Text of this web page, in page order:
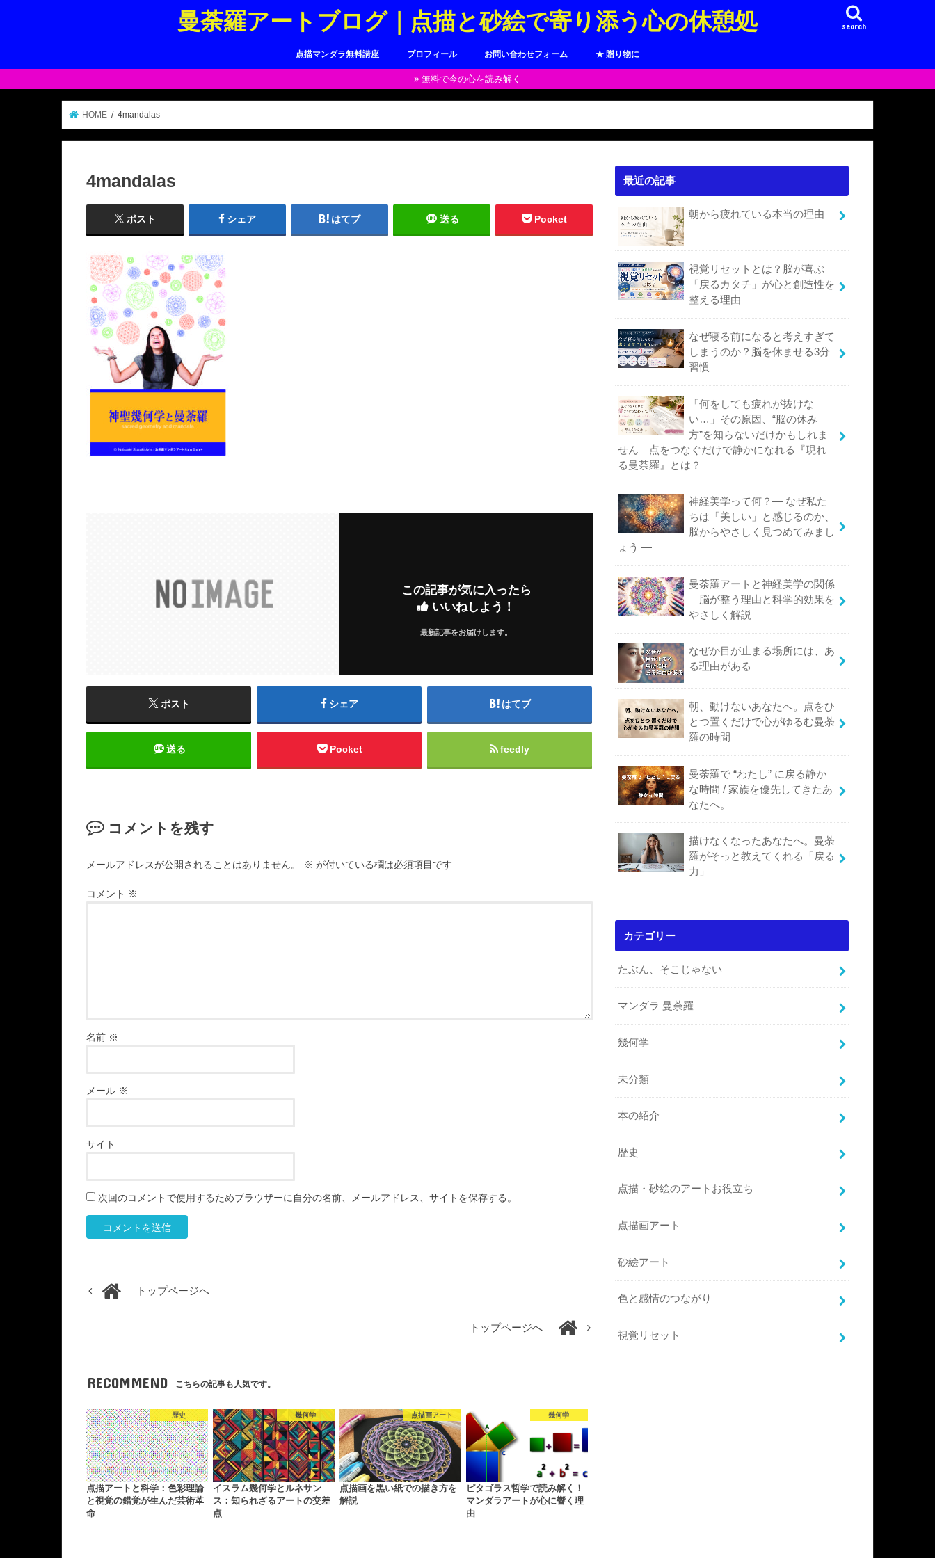
曼荼羅アートブログ｜点描と砂絵で寄り添う心の休憩処 search
点描マンダラ無料講座 プロフィール お問い合わせフォーム ★ 贈り物に
無料で今の心を読み解く
HOME 4mandalas
4mandalas
ポスト シェア はてブ 送る Pocket
この記事が気に入ったら
いいねしよう！
最新記事をお届けします。
ポスト シェア はてブ
送る Pocket feedly
コメントを残す
メールアドレスが公開されることはありません。 ※ が付いている欄は必須項目です
コメント ※
名前 ※
メール ※
サイト
次回のコメントで使用するためブラウザーに自分の名前、メールアドレス、サイトを保存する。
トップページへ
トップページへ
RECOMMEND こちらの記事も人気です。
歴史
点描アートと科学：色彩理論
と視覚の錯覚が生んだ芸術革
命
幾何学
イスラム幾何学とルネサン
ス：知られざるアートの交差
点
点描画アート
点描画を黒い紙での描き方を
解説
幾何学
ピタゴラス哲学で読み解く！
マンダラアートが心に響く理
由
最近の記事
朝から疲れている本当の理由
視覚リセットとは？脳が喜ぶ
「戻るカタチ」が心と創造性を
整える理由
なぜ寝る前になると考えすぎて
しまうのか？脳を休ませる3分
習慣
「何をしても疲れが抜けな
い…」その原因、“脳の休み
方”を知らないだけかもしれま
せん｜点をつなぐだけで静かになれる『現れ
る曼荼羅』とは？
神経美学って何？― なぜ私た
ちは「美しい」と感じるのか、
脳からやさしく見つめてみまし
ょう ―
曼荼羅アートと神経美学の関係
｜脳が整う理由と科学的効果を
やさしく解説
なぜか目が止まる場所には、あ
る理由がある
朝、動けないあなたへ。点をひ
とつ置くだけで心がゆるむ曼荼
羅の時間
曼荼羅で “わたし” に戻る静か
な時間 / 家族を優先してきたあ
なたへ。
描けなくなったあなたへ。曼荼
羅がそっと教えてくれる「戻る
力」
カテゴリー
たぶん、そこじゃない
マンダラ 曼荼羅
幾何学
未分類
本の紹介
歴史
点描・砂絵のアートお役立ち
点描画アート
砂絵アート
色と感情のつながり
視覚リセット